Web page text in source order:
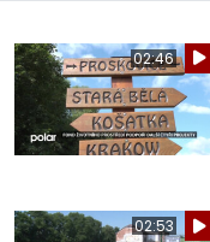
02:46
02:53